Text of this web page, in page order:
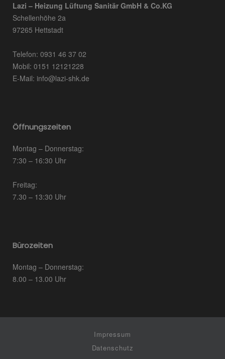
Lazi – Heizung Lüftung Sanitär GmbH & Co.KG
Schellenhöhe 2a
97265 Hettstadt
Telefon: 0931 46 37 02
Mobil: 0151 12121228
E-Mail: info@lazi-shk.de
Öffnungszeiten
Montag – Donnerstag:
7:30 – 16:30 Uhr
Freitag:
7.30 – 13:30 Uhr
Bürozeiten
Montag – Donnerstag:
8.00 – 13.00 Uhr
Impressum
Datenschutz